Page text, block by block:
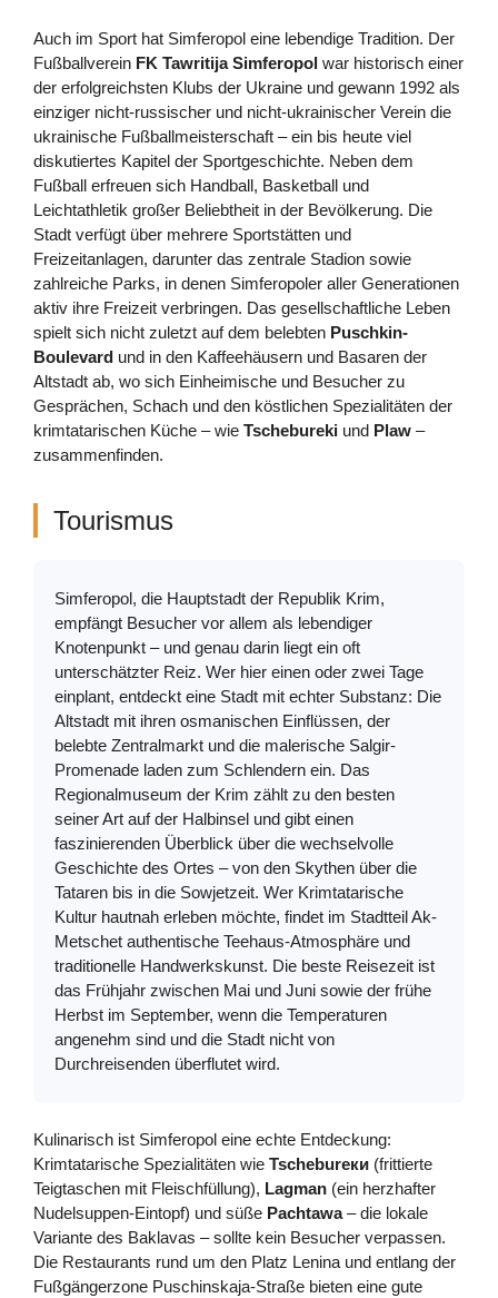
Auch im Sport hat Simferopol eine lebendige Tradition. Der
Fußballverein FK Tawritija Simferopol war historisch einer
der erfolgreichsten Klubs der Ukraine und gewann 1992 als
einziger nicht-russischer und nicht-ukrainischer Verein die
ukrainische Fußballmeisterschaft – ein bis heute viel
diskutiertes Kapitel der Sportgeschichte. Neben dem
Fußball erfreuen sich Handball, Basketball und
Leichtathletik großer Beliebtheit in der Bevölkerung. Die
Stadt verfügt über mehrere Sportstätten und
Freizeitanlagen, darunter das zentrale Stadion sowie
zahlreiche Parks, in denen Simferopoler aller Generationen
aktiv ihre Freizeit verbringen. Das gesellschaftliche Leben
spielt sich nicht zuletzt auf dem belebten Puschkin-
Boulevard und in den Kaffeehäusern und Basaren der
Altstadt ab, wo sich Einheimische und Besucher zu
Gesprächen, Schach und den köstlichen Spezialitäten der
krimtatarischen Küche – wie Tschebureki und Plaw –
zusammenfinden.
Tourismus
Simferopol, die Hauptstadt der Republik Krim,
empfängt Besucher vor allem als lebendiger
Knotenpunkt – und genau darin liegt ein oft
unterschätzter Reiz. Wer hier einen oder zwei Tage
einplant, entdeckt eine Stadt mit echter Substanz: Die
Altstadt mit ihren osmanischen Einflüssen, der
belebte Zentralmarkt und die malerische Salgir-
Promenade laden zum Schlendern ein. Das
Regionalmuseum der Krim zählt zu den besten
seiner Art auf der Halbinsel und gibt einen
faszinierenden Überblick über die wechselvolle
Geschichte des Ortes – von den Skythen über die
Tataren bis in die Sowjetzeit. Wer Krimtatarische
Kultur hautnah erleben möchte, findet im Stadtteil Ak-
Metschet authentische Teehaus-Atmosphäre und
traditionelle Handwerkskunst. Die beste Reisezeit ist
das Frühjahr zwischen Mai und Juni sowie der frühe
Herbst im September, wenn die Temperaturen
angenehm sind und die Stadt nicht von
Durchreisenden überflutet wird.
Kulinarisch ist Simferopol eine echte Entdeckung:
Krimtatarische Spezialitäten wie Tschebureки (frittierte
Teigtaschen mit Fleischfüllung), Lagman (ein herzhafter
Nudelsuppen-Eintopf) und süße Pachtawa– die lokale
Variante des Baklavas – sollte kein Besucher verpassen.
Die Restaurants rund um den Platz Lenina und entlang der
Fußgängerzone Puschinskaja-Straße bieten eine gute